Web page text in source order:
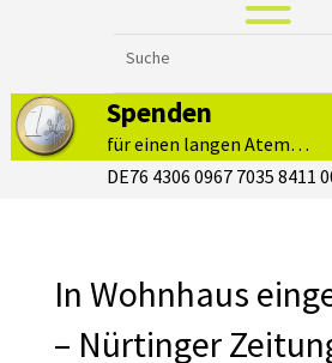
Spenden
für einen langen Atem…
DE76 4306 0967 7035 8411
In Wohnhaus
– Nürtinger